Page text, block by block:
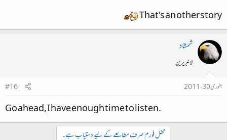
That's an other story
شمشاد
لائبریرین
جنوری 30، 2011
#16
.Go ahead, I have enough time to listen​
محفل فورم صرف مطالعے کے لیے دستیاب ہے۔